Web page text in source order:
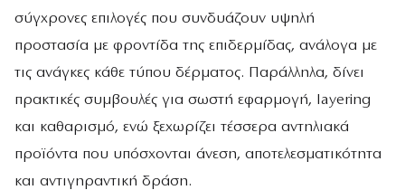
σύγχρονες επιλογές που συνδυάζουν υψηλή
προστασία με φροντίδα της επιδερμίδας, ανάλογα με
τις ανάγκες κάθε τύπου δέρματος. Παράλληλα, δίνει
πρακτικές συμβουλές για σωστή εφαρμογή, layering
και καθαρισμό, ενώ ξεχωρίζει τέσσερα αντηλιακά
προϊόντα που υπόσχονται άνεση, αποτελεσματικότητα
και αντιγηραντική δράση.